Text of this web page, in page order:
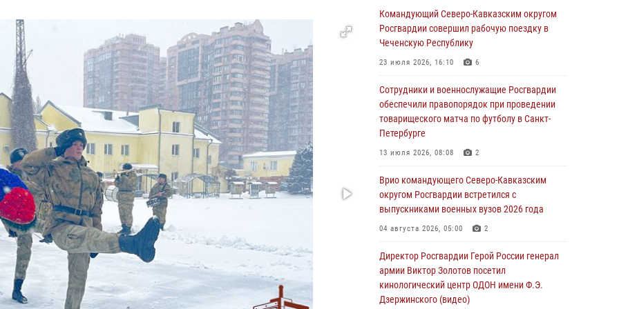
06 августа 2026, 13:24
Росгвардейцы задержали мужчину,
открывшего стрельбу в Подмосковье (видео)
Росгвардейцы провели выставку вооружения
для участников сбора «Гвардеец» в Пензе
(видео)
06 августа 2026, 12:00
В Курске росгвардейцы приняли участие в
митинге, посвященном второй годовщине
вторжения ВСУ на территорию области
06 августа 2026, 11:56 4
В Санкт-Петербурге наряд Росгвардии
задержал правонарушителя, угрожавшего
подростку травматическим пистолетом
06 августа 2026, 11:33
Командующий Северо-Кавказским округом
Росгвардии совершил рабочую поездку в
Чеченскую Республику
23 июля 2026, 16:10 6
Сотрудники и военнослужащие Росгвардии
обеспечили правопорядок при проведении
товарищеского матча по футболу в Санкт-
Петербурге
13 июля 2026, 08:08 2
Врио командующего Северо-Кавказским
округом Росгвардии встретился с
выпускниками военных вузов 2026 года
04 августа 2026, 05:00 2
Директор Росгвардии Герой России генерал
армии Виктор Золотов посетил
кинологический центр ОДОН имени Ф.Э.
Дзержинского (видео)